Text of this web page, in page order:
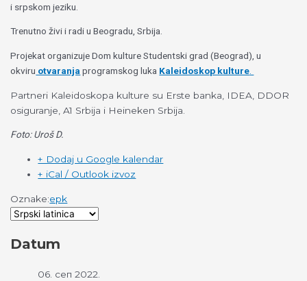
i srpskom jeziku.
Trenutno živi i radi u Beogradu, Srbija.
Projekat organizuje Dom kulture Studentski grad (Beograd), u
okviru otvaranja programskog luka Kaleidoskop kulture
Partneri Kaleidoskopa kulture su Erste banka, IDEA, DDOR
osiguranje, A1 Srbija i Heineken Srbija.
Foto: Uroš D.
+ Dodaj u Google kalendar
+ iCal / Outlook izvoz
Oznake:epk
Datum
06. сеп 2022.